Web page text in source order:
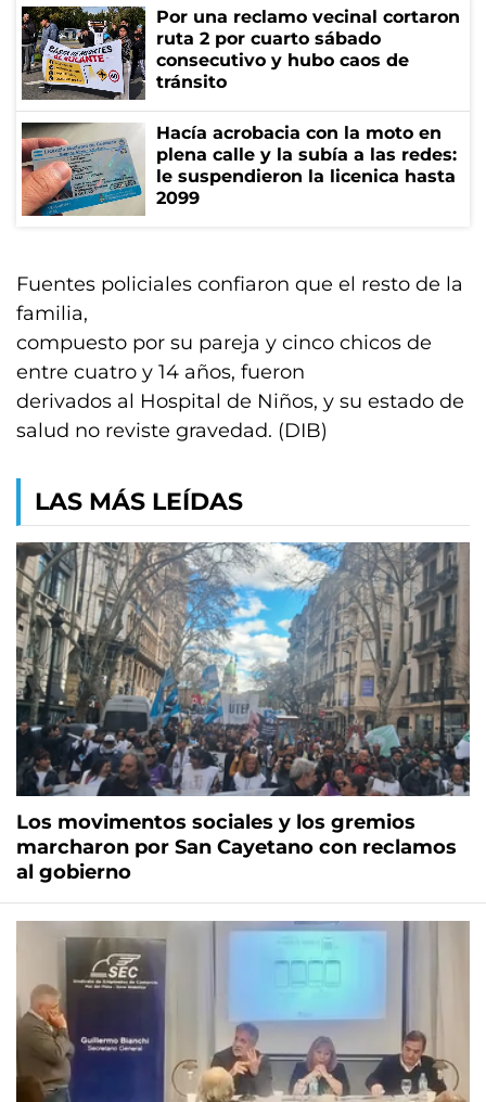
Por una reclamo vecinal cortaron
ruta 2 por cuarto sábado
consecutivo y hubo caos de
tránsito
Hacía acrobacia con la moto en
plena calle y la subía a las redes:
le suspendieron la licenica hasta
2099
Fuentes policiales confiaron que el resto de la
familia,
compuesto por su pareja y cinco chicos de
entre cuatro y 14 años, fueron
derivados al Hospital de Niños, y su estado de
salud no reviste gravedad. (DIB)
LAS MÁS LEÍDAS
Los movimentos sociales y los gremios
marcharon por San Cayetano con reclamos
al gobierno